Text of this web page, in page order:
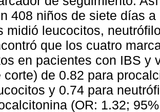
408 niños de siete días
midió leucocitos,
que los cuatro
en pacientes con IBS y
corte) de 0.82 para
y 0.74 para
(OR: 1.32;